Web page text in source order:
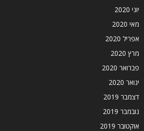
יוני 2020
מאי 2020
אפריל 2020
מרץ 2020
פברואר 2020
ינואר 2020
דצמבר 2019
נובמבר 2019
אוקטובר 2019